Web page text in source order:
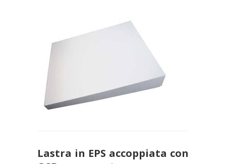
Lastra in EPS accoppiata con